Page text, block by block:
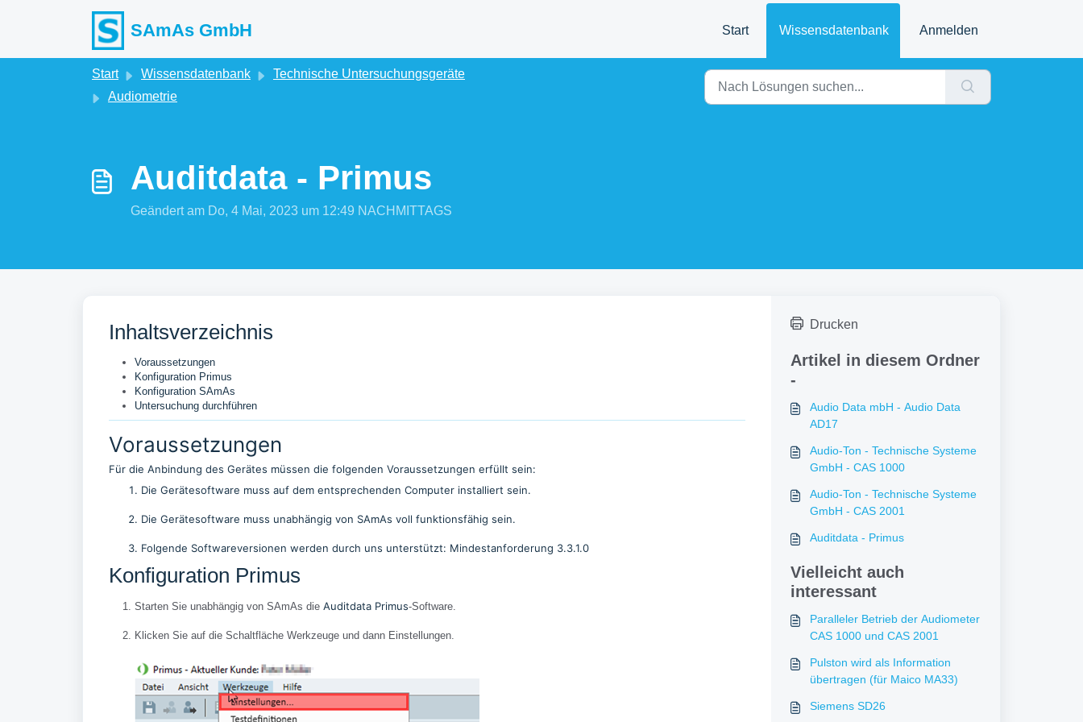
SAmAs GmbH Start Wissensdatenbank Anmelden
Start Wissensdatenbank
Technische Untersuchungsgeräte
Audiometrie
Auditdata - Primus
Geändert am Do, 4 Mai, 2023 um 12:49 NACHMITTAGS
Inhaltsverzeichnis
Voraussetzungen
Konfiguration Primus
Konfiguration SAmAs
Untersuchung durchführen
Voraussetzungen
Für die Anbindung des Gerätes müssen die folgenden Voraussetzungen erfüllt sein:
Die Gerätesoftware muss auf dem entsprechenden Computer installiert sein.
Die Gerätesoftware muss unabhängig von SAmAs voll funktionsfähig sein.
Folgende Softwareversionen werden durch uns unterstützt: Mindestanforderung 3.3.1.0
Konfiguration Primus
Starten Sie unabhängig von SAmAs die Auditdata Primus-Software.
Klicken Sie auf die Schaltfläche Werkzeuge und dann Einstellungen.
Drucken
Artikel in diesem Ordner
-
Audio Data mbH - Audio Data
AD17
Audio-Ton - Technische Systeme
GmbH - CAS 1000
Audio-Ton - Technische Systeme
GmbH - CAS 2001
Auditdata - Primus
Vielleicht auch
interessant
Paralleler Betrieb der Audiometer
CAS 1000 und CAS 2001
Pulston wird als Information
übertragen (für Maico MA33)
Siemens SD26